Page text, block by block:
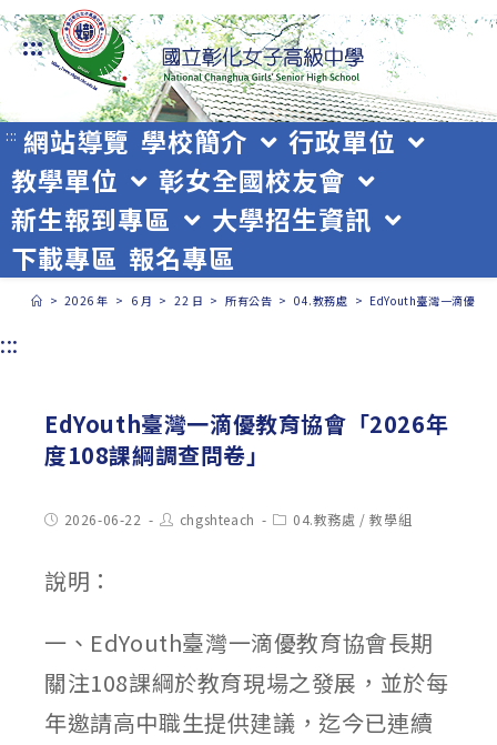
跳
轉
至
主
要
內
容
:::
::: 網站導覽 學校簡介
行政單位
教學單位
彰女全國校友會
新生報到專區
大學招生資訊
下載專區 報名專區
> 2026 年 > 6 月 > 22 日 > 所有公告 > 04.教務處 > EdYouth臺灣一滴優教
:::
EdYouth臺灣一滴優教育協會「2026年
度108課綱調查問卷」
Post2026-06-22
Post
author:
chgshteach
Post04.教務處 / 教學組
說明：
一、EdYouth臺灣一滴優教育協會長期
關注108課綱於教育現場之發展，並於每
年邀請高中職生提供建議，迄今已連續